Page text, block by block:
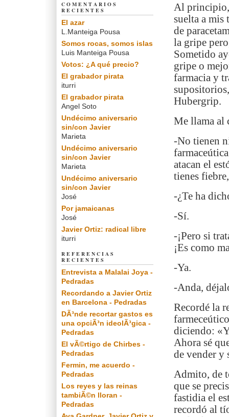
Al principio,
suelta a mis
de
la gripe
Sometido
gripe o
farmacia y
Hubergrip.
Me llama al
-No tienen
atacan el
tienes
-¿Te ha
-Sí.
-¡Pero si
¡Es como
-Ya.
-Anda,
Recordé la
diciendo:
Ahora sé
de vender y
Admito, de
que se
fastidia el
recordó al
COMENTARIOS
RECIENTES
El azar
L.Manteiga Pousa
Somos rocas, somos islas
Luis Manteiga Pousa
Votos: ¿A qué precio?
El grabador pirata
iturri
El grabador pirata
Angel Soto
Undécimo aniversario
sin/con Javier
Marieta
Undécimo aniversario
sin/con Javier
Marieta
Undécimo aniversario
sin/con Javier
José
Por jamaicanas
José
Javier Ortiz: radical libre
iturri
REFERENCIAS
RECIENTES
Entrevista a Malalai Joya -
Pedradas
Recordando a Javier Ortiz
en Barcelona - Pedradas
DÃ³nde recortar gastos es
una opciÃ³n ideolÃ³gica -
Pedradas
El vÃ©rtigo de Chirbes -
Pedradas
Fermin, me acuerdo -
Pedradas
Los reyes y las reinas
tambiÃ©n lloran -
Pedradas